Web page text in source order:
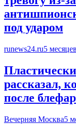
под ударом
runews24.ru5
рассказал,
после
Вечерняя Москва5